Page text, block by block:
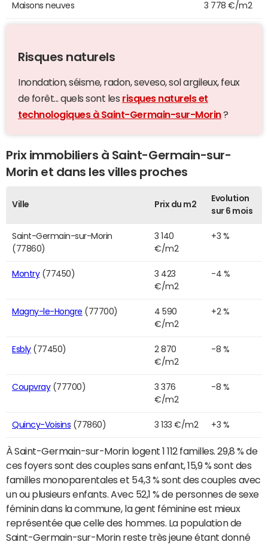
Maisons neuves 3 778 €/m2
Risques naturels
Inondation, séisme, radon, seveso, sol argileux, feux
de forêt... quels sont les risques naturels et
technologiques à Saint-Germain-sur-Morin?
Prix immobiliers à Saint-Germain-sur-
Morin et dans les villes proches
Ville Prix du m2
Evolution
sur 6 mois
Saint-Germain-sur-Morin
(77860)
3 140
€/m2
+3 %
Montry(77450)
3 423
€/m2
-4 %
Magny-le-Hongre (77700)
4 590
€/m2
+2 %
Esbly(77450)
2 870
€/m2
-8 %
Coupvray(77700)
3 376
€/m2
-8 %
Quincy-Voisins (77860) 3 133 €/m2 +3 %
À Saint-Germain-sur-Morin logent 1 112 familles. 29,8 % de
ces foyers sont des couples sans enfant, 15,9 % sont des
familles monoparentales et 54,3 % sont des couples avec
un ou plusieurs enfants. Avec 52,1 % de personnes de sexe
féminin dans la commune, la gent féminine est mieux
représentée que celle des hommes. La population de
Saint-Germain-sur-Morin reste très jeune étant donné